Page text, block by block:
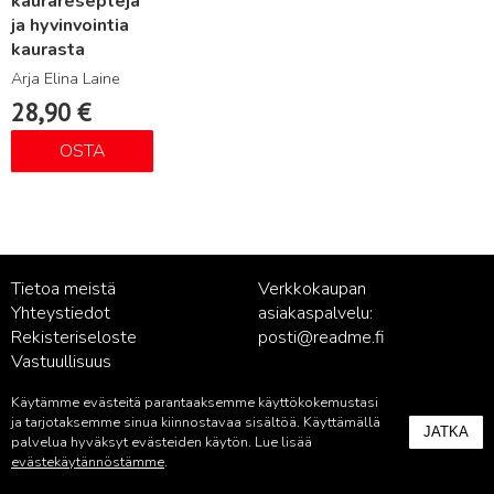
ja hyvinvointia
kaurasta
Arja Elina Laine
28,90 €
OSTA
Tietoa meistä
Yhteystiedot
Rekisteriseloste
Vastuullisuus
Verkkokaupan
asiakaspalvelu:
posti@readme.fi
Kustantamon asiakaspalvelu:
palvelu@readme.fi
Käytämme evästeitä parantaaksemme käyttökokemustasi
ja tarjotaksemme sinua kiinnostavaa sisältöä. Käyttämällä
palvelua hyväksyt evästeiden käytön. Lue lisää
evästekäytännöstämme.
JATKA